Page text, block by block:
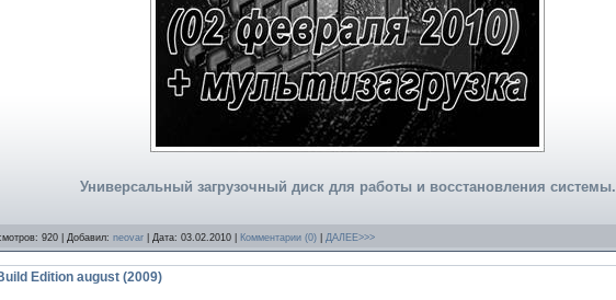
Универсальный загрузочный диск для работы и восстановления системы.
920 | Добавил: neovar | Дата: 03.02.2010 Комментарии (0) ДАЛЕЕ>>>
Edition august (2009)